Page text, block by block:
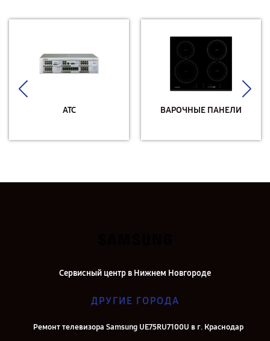
АТС ВАРОЧНЫЕ ПАНЕЛИ
Сервисный центр в Нижнем Новгороде
ДРУГИЕ ГОРОДА
Ремонт телевизора Samsung UE75RU7100U в г. Краснодар